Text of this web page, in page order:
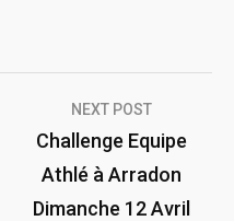
NEXT POST
Challenge Equipe
Athlé à Arradon
Dimanche 12 Avril